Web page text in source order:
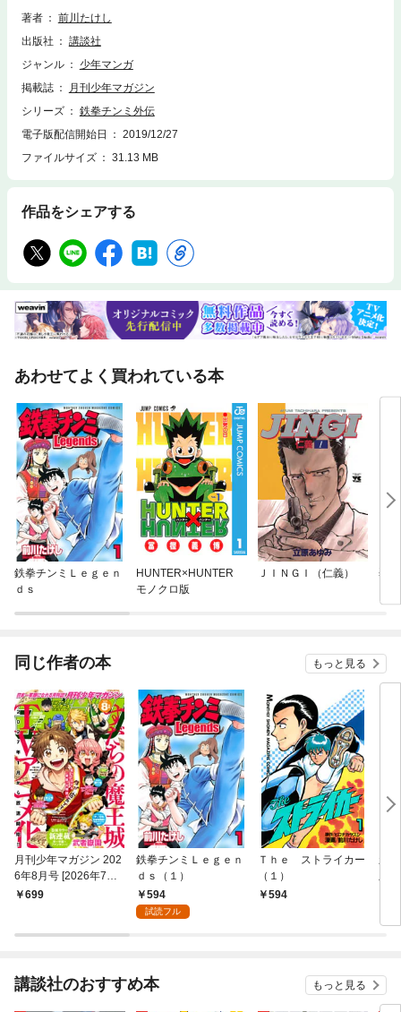
著者
前川たけし
出版社
講談社
ジャンル
少年マンガ
掲載誌
月刊少年マガジン
シリーズ
鉄拳チンミ外伝
電子版配信開始日
2019/12/27
ファイルサイズ
31.13 MB
作品をシェアする
あわせてよく買われている本
鉄拳チンミＬｅｇｅｎ
ｄｓ
HUNTER×HUNTER
モノクロ版
ＪＩＮＧＩ（仁義） 烈
同じ作者の本 もっと見る
月刊少年マガジン 202
6年8月号 [2026年7月6
日発売]
699
鉄拳チンミＬｅｇｅｎ
ｄｓ（１）
594
試読フル
Ｔｈｅ ストライカー
（１）
594
新
版
講談社のおすすめ本 もっと見る